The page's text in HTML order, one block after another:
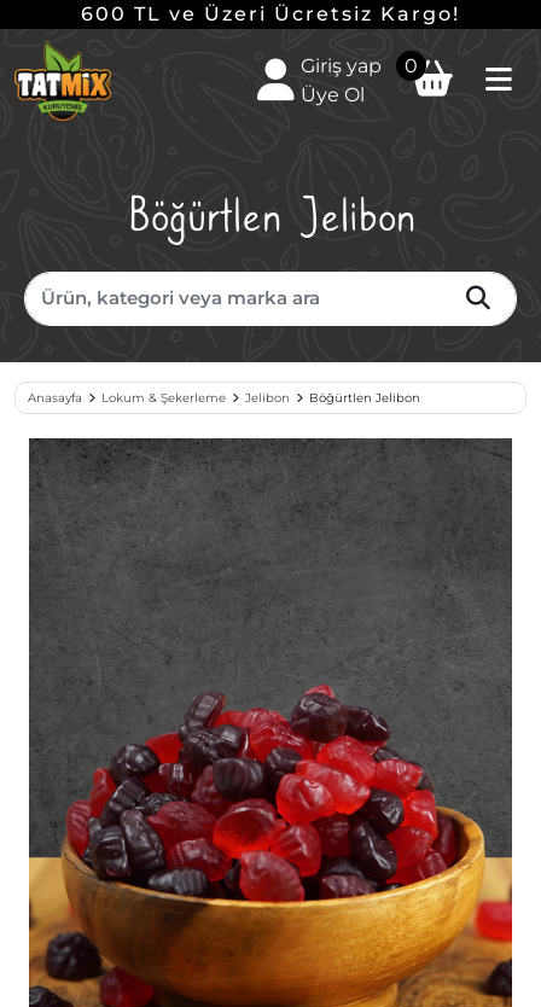
600 TL ve Üzeri Ücretsiz Kargo!
Giriş yap
Üye Ol
0
Böğürtlen Jelibon
Anasayfa Lokum & Şekerleme Jelibon Böğürtlen Jelibon